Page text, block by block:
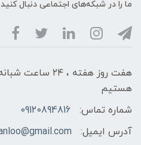
ما را در شبکه‌های اجتماعی دنبال
هفت روز هفته ،
هستیم
شماره تماس:
09120894816
آدرس ایمیل: